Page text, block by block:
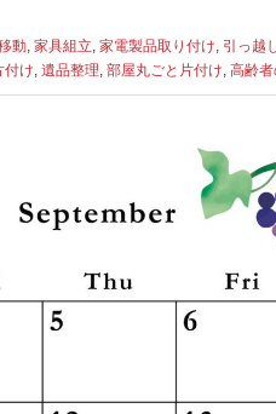
動, 家具組立, 家電製品取り付け, 引っ越
付け, 遺品整理, 部屋丸ごと片付け, 高齢者